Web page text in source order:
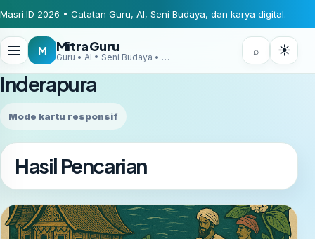
Masri.ID 2026 • Catatan Guru, AI, Seni Budaya, dan karya digital.
M Mitra Guru
Guru • AI • Seni Budaya • Digital Creator
⌕ ☀
Inderapura
Mode kartu responsif
Hasil Pencarian